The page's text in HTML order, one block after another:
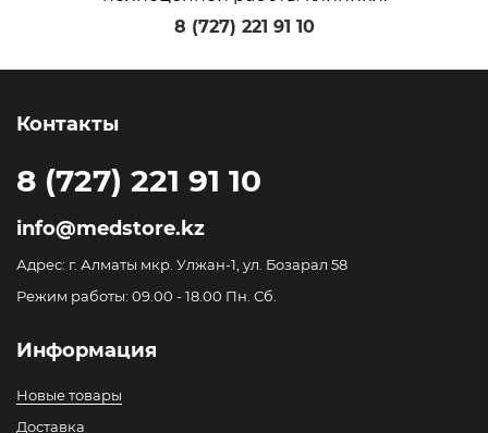
8 (727) 221 91 10
Контакты
8 (727) 221 91 10
info@medstore.kz
Адрес: г. Алматы мкр. Улжан-1, ул. Бозарал 58
Режим работы: 09.00 - 18.00 Пн. Сб.
Информация
Новые товары
Доставка